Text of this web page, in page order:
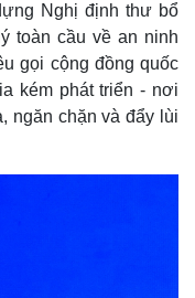
Nghị định thư bổ
toàn cầu về an ninh
gọi cộng đồng quốc
kém phát triển - nơi
ngăn chặn và đẩy lùi